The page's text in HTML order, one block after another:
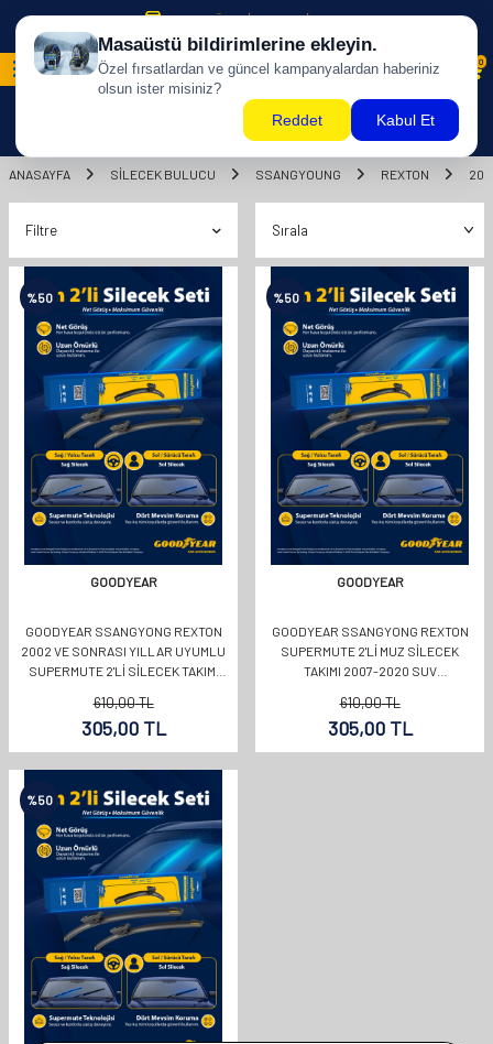
500 TL ÜZERİ KARGO BİZDEN !
0
ANASAYFA SILECEK BULUCU SSANGYOUNG REXTON
Filtre
%50
GOODYEAR
GOODYEAR SSANGYONG REXTON
2002 VE SONRASI YILLAR UYUMLU
SUPERMUTE 2'LI SILECEK TAKIMI
610,00TL
305,00TL
%50
GOODYEAR
GOODYEAR SSANGYONG REXTON
SUPERMUTE 2'LI MUZ SILECEK
TAKIMI 2007-2020 SUV
610,00TL
305,00TL
%50